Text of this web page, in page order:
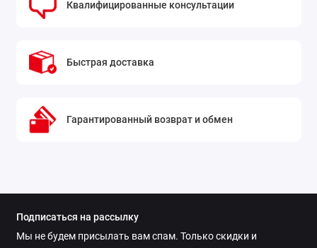
Квалифицированные консультации
Быстрая доставка
Гарантированный возврат и обмен
Подписаться на рассылку
Мы не будем присылать вам спам. Только скидки и